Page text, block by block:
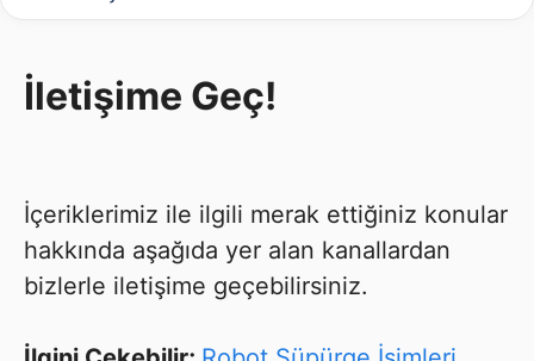
İletişime Geç!
İçeriklerimiz ile ilgili merak ettiğiniz konular
hakkında aşağıda yer alan kanallardan
bizlerle iletişime geçebilirsiniz.